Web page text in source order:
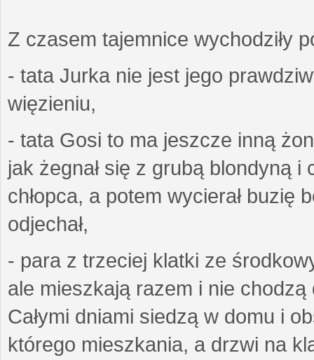
Z czasem tajemnice wychodziły
- tata Jurka nie jest jego
więzieniu,
- tata Gosi to ma jeszcze inną
jak żegnał się z grubą blondyną i
chłopca, a potem wycierał buzię
odjechał,
- para z trzeciej klatki ze
ale mieszkają razem i nie
Całymi dniami siedzą w domu i
którego mieszkania, a drzwi na